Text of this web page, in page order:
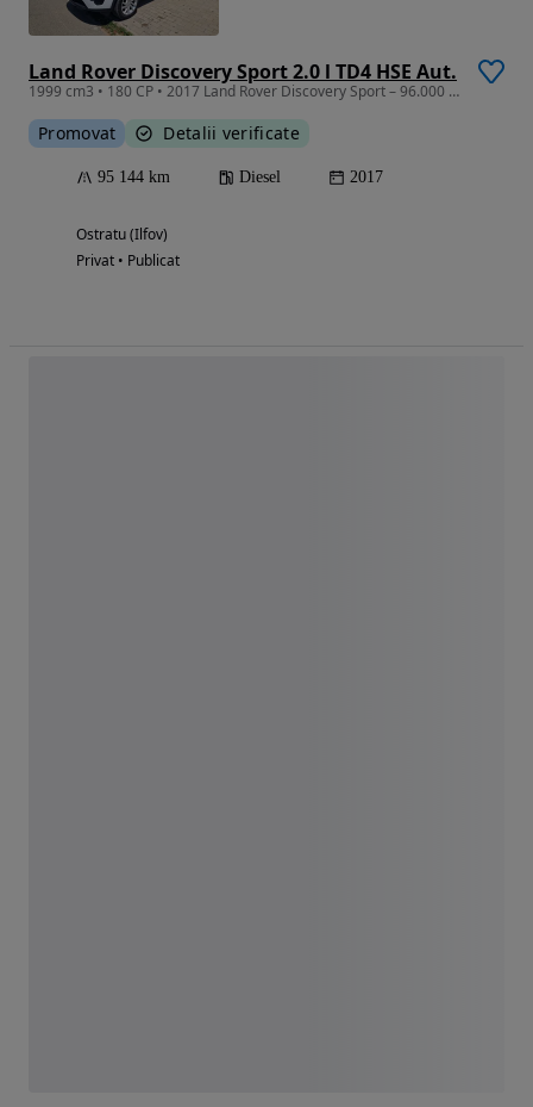
Land Rover Discovery Sport 2.0 l TD4 HSE Aut.
1999 cm3 • 180 CP • 2017 Land Rover Discovery Sport – 96.000 km – Stare tehnică foarte bun
Promovat Detalii verificate
95 144 km Diesel 2017
Ostratu (Ilfov)
Privat • Publicat